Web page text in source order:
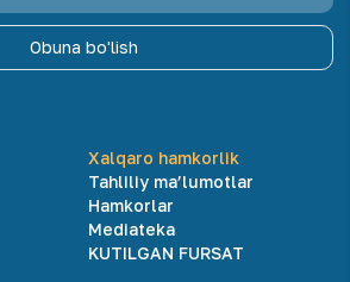
Obuna bo'lish
Xalqaro hamkorlik
Tahliliy ma’lumotlar
Hamkorlar
Mediateka
KUTILGAN FURSAT